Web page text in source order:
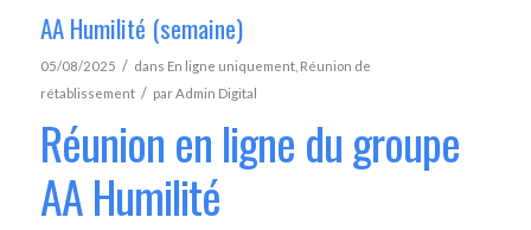
AA Humilité (semaine)
05/08/2025 / dans En ligne uniquement, Réunion de
rétablissement / parAdmin Digital
Réunion en ligne du groupe
AA Humilité